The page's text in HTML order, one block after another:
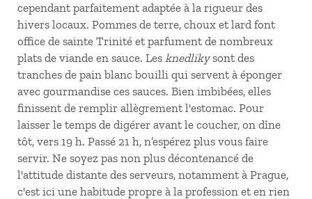
cependant parfaitement adaptée à la rigueur des
hivers locaux. Pommes de terre, choux et lard font
office de sainte Trinité et parfument de nombreux
plats de viande en sauce. Les knedlikysont des
tranches de pain blanc bouilli qui servent à éponger
avec gourmandise ces sauces. Bien imbibées, elles
finissent de remplir allègrement l'estomac. Pour
laisser le temps de digérer avant le coucher, on dîne
tôt, vers 19 h. Passé 21 h, n’espérez plus vous faire
servir. Ne soyez pas non plus décontenancé de
l'attitude distante des serveurs, notamment à Prague,
c'est ici une habitude propre à la profession et en rien